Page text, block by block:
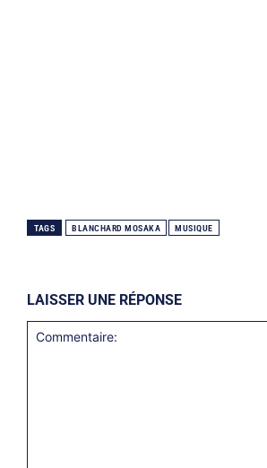
TAGS BLANCHARD MOSAKA MUSIQUE
LAISSER UNE RÉPONSE